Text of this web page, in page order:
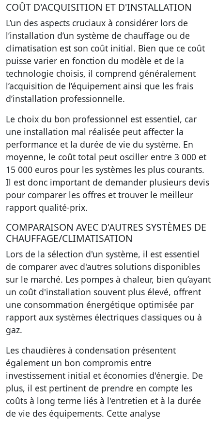
COÛT D'ACQUISITION ET D'INSTALLATION
L’un des aspects cruciaux à considérer lors de
l’installation d’un système de chauffage ou de
climatisation est son coût initial. Bien que ce coût
puisse varier en fonction du modèle et de la
technologie choisis, il comprend généralement
l’acquisition de l’équipement ainsi que les frais
d’installation professionnelle.
Le choix du bon professionnel est essentiel, car
une installation mal réalisée peut affecter la
performance et la durée de vie du système. En
moyenne, le coût total peut osciller entre 3 000 et
15 000 euros pour les systèmes les plus courants.
Il est donc important de demander plusieurs devis
pour comparer les offres et trouver le meilleur
rapport qualité-prix.
COMPARAISON AVEC D'AUTRES SYSTÈMES DE
CHAUFFAGE/CLIMATISATION
Lors de la sélection d'un système, il est essentiel
de comparer avec d'autres solutions disponibles
sur le marché. Les pompes à chaleur, bien qu’ayant
un coût d'installation souvent plus élevé, offrent
une consommation énergétique optimisée par
rapport aux systèmes électriques classiques ou à
gaz.
Les chaudières à condensation présentent
également un bon compromis entre
investissement initial et économies d'énergie. De
plus, il est pertinent de prendre en compte les
coûts à long terme liés à l'entretien et à la durée
de vie des équipements. Cette analyse